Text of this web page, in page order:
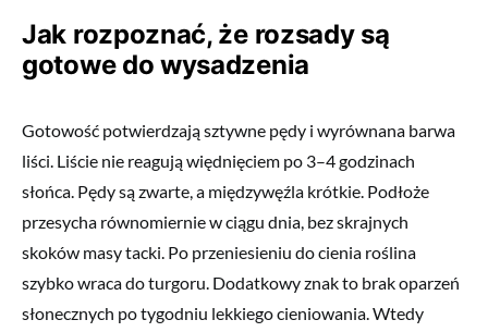
Jak rozpoznać, że rozsady są
gotowe do wysadzenia
Gotowość potwierdzają sztywne pędy i wyrównana barwa
liści. Liście nie reagują więdnięciem po 3–4 godzinach
słońca. Pędy są zwarte, a międzywęźla krótkie. Podłoże
przesycha równomiernie w ciągu dnia, bez skrajnych
skoków masy tacki. Po przeniesieniu do cienia roślina
szybko wraca do turgoru. Dodatkowy znak to brak oparzeń
słonecznych po tygodniu lekkiego cieniowania. Wtedy